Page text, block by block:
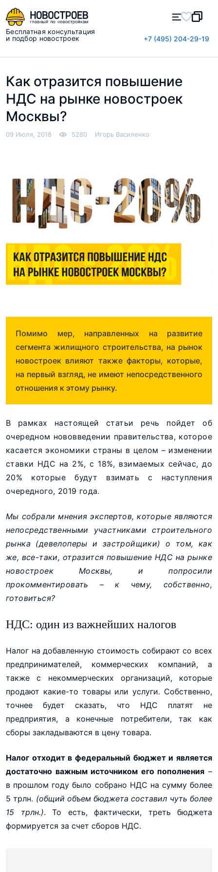
Бесплатная консультация
и подбор новостроек
+7 (495) 204-29-19
Как отразится повышение
НДС на рынке новостроек
Москвы?
09 Июля, 2018 5280 Игорь Василенко
Помимо мер, направленных на развитие
сегмента жилищного строительства, на рынок
новостроек влияют также факторы, которые,
на первый взгляд, не имеют непосредственного
отношения к этому рынку.
В рамках настоящей статьи речь пойдет об
очередном нововведении правительства, которое
касается экономики страны в целом – изменении
ставки НДС на 2%, с 18%, взимаемых сейчас, до
20% которые будут взимать с наступления
очередного, 2019 года.
Мы собрали мнения экспертов, которые являются
непосредственными участниками строительного
рынка (девелоперы и застройщики) о том, как
же, все-таки, отразится повышение НДС на рынке
новостроек Москвы, и попросили
прокомментировать – к чему, собственно,
готовиться?
НДС: один из важнейших налогов
Налог на добавленную стоимость собирают со всех
предпринимателей, коммерческих компаний, а
также с некоммерческих организаций, которые
продают какие-то товары или услуги. Собственно,
точнее будет сказать, что НДС платят не
предприятия, а конечные потребители, так как
сборы закладываются в цену товара.
Налог отходит в федеральный бюджет и является
достаточно важным источником его пополнения –
в прошлом году было собрано НДС на сумму более
5 трлн. (общий объем бюджета составил чуть более
15 трлн.). То есть, фактически, треть бюджета
формируется за счет сборов НДС.